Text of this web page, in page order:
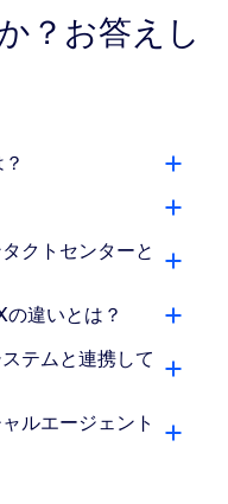
？お答えし
クトセンターと
違いとは？
テムと連携して
ルエージェント